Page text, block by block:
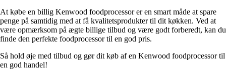
At købe en billig Kenwood foodprocessor er en smart måde at spare
penge på samtidig med at få kvalitetsprodukter til dit køkken. Ved at
være opmærksom på ægte billige tilbud og være godt forberedt, kan du
finde den perfekte foodprocessor til en god pris.
Så hold øje med tilbud og gør dit køb af en Kenwood foodprocessor til
en god handel!